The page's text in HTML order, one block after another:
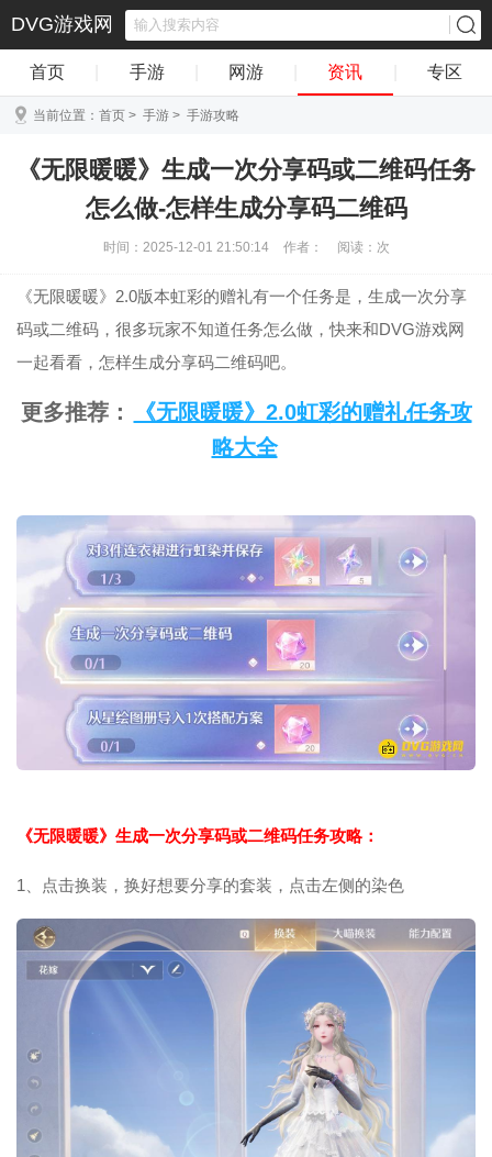
DVG游戏网
首页 手游 网游 资讯 专区
当前位置： 首页 > 手游 > 手游攻略
《无限暖暖》生成一次分享码或二维码任务
怎么做-怎样生成分享码二维码
时间：2025-12-01 21:50:14 作者： 阅读： 次
《无限暖暖》2.0版本虹彩的赠礼有一个任务是，生成一次分享
码或二维码，很多玩家不知道任务怎么做，快来和DVG游戏网
一起看看，怎样生成分享码二维码吧。
更多推荐：
《无限暖暖》2.0虹彩的赠礼任务攻
略大全
《无限暖暖》生成一次分享码或二维码任务攻略：
1、点击换装，换好想要分享的套装，点击左侧的染色